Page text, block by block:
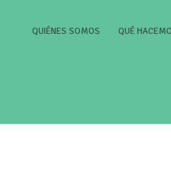
QUIÉNES SOMOS (CURRENT)
QUÉ